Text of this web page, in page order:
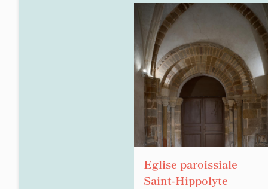
Eglise paroissiale
Saint-Hippolyte